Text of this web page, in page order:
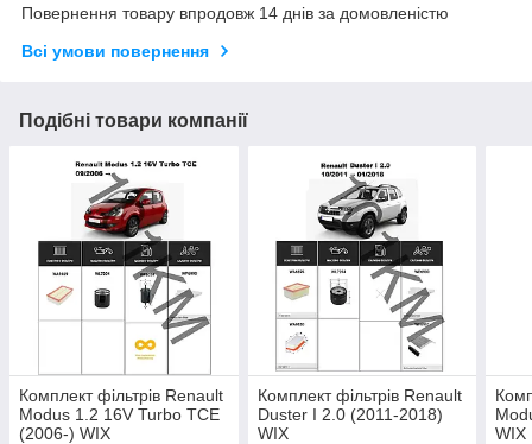
Повернення товару впродовж 14 днів за домовленістю
Всі умови повернення
Подібні товари компанії
Комплект фільтрів Renault
Modus 1.2 16V Turbo TCE
(2006-) WIX
Комплект фільтрів Renault
Duster I 2.0 (2011-2018)
WIX
WIX